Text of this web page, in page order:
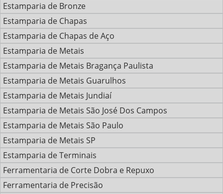
Estamparia de Bronze
Estamparia de Chapas
Estamparia de Chapas de Aço
Estamparia de Metais
Estamparia de Metais Bragança Paulista
Estamparia de Metais Guarulhos
Estamparia de Metais Jundiaí
Estamparia de Metais São José Dos Campos
Estamparia de Metais São Paulo
Estamparia de Metais SP
Estamparia de Terminais
Ferramentaria de Corte Dobra e Repuxo
Ferramentaria de Precisão